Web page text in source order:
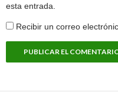
esta entrada.
Recibir un correo